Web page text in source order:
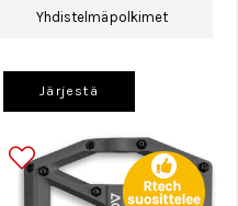
Yhdistelmäpolkimet
Järjestä